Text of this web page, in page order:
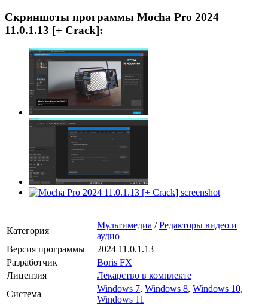
Скриншоты программы Mocha Pro 2024
11.0.1.13 [+ Crack]:
Категория
Мультимедиа /Редакторы видео и
аудио
Версия программы
2024 11.0.1.13
Разработчик
Boris FX
Лицензия
Лекарство в комплекте
Система
Windows 7, Windows 8, Windows 10,
Windows 11